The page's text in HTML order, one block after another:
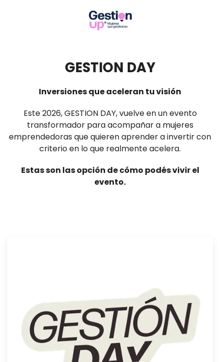
GESTION DAY
Inversiones que aceleran tu visión
Este 2026, GESTION DAY, vuelve en un evento
transformador para acompañar a mujeres
emprendedoras que quieren aprender a invertir con
criterio en lo que realmente acelera.
Estas son las opción de cómo podés vivir el
evento.